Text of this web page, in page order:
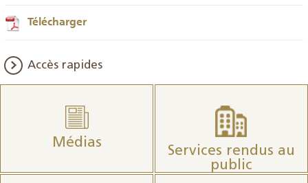
Télécharger
Accès rapides
Médias
Services rendus au
public